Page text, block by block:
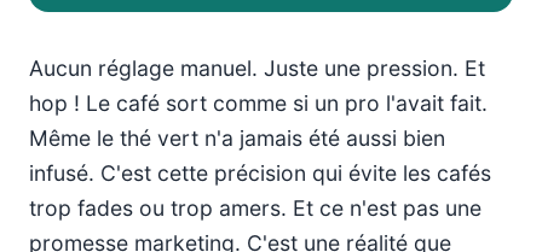
Aucun réglage manuel. Juste une pression. Et
hop ! Le café sort comme si un pro l'avait fait.
Même le thé vert n'a jamais été aussi bien
infusé. C'est cette précision qui évite les cafés
trop fades ou trop amers. Et ce n'est pas une
promesse marketing. C'est une réalité que